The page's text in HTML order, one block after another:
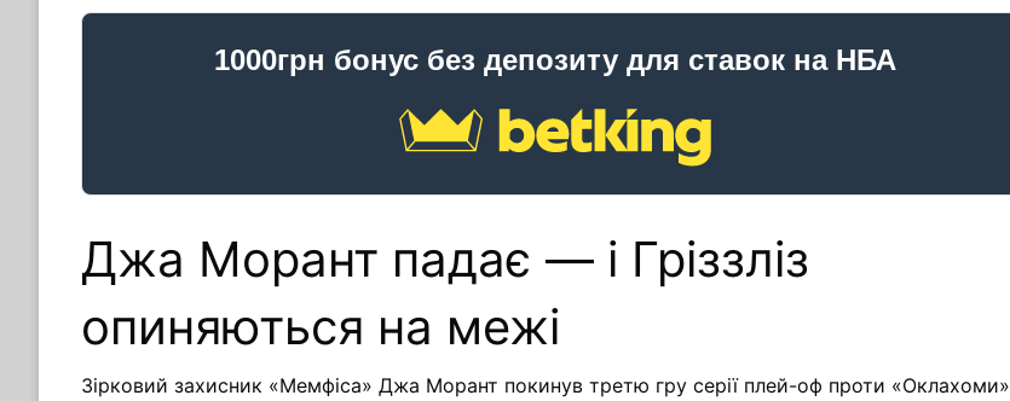
1000грн бонус без депозиту для ставок на НБА
Джа Морант падає — і Гріззліз
опиняються на межі
Зірковий захисник «Мемфіса» Джа Морант покинув третю гру серії плей-оф проти «Оклахоми»